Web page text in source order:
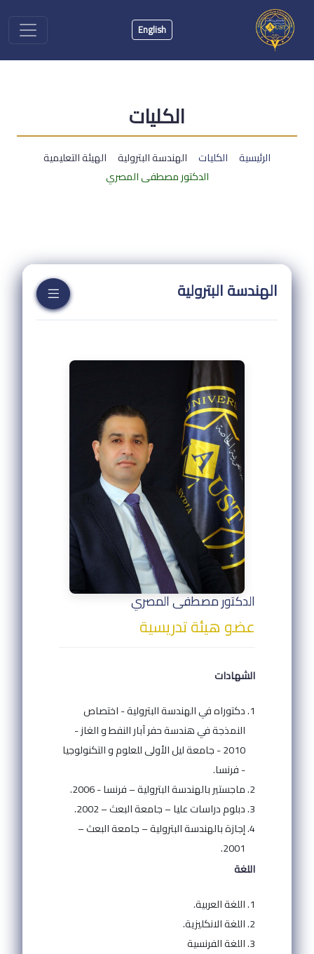
English
الكليات
الرئيسية الكليات الهندسة البترولية
الهيئة التعليمية
الدكتور مصطفى المصري
الهندسة البترولية
الدكتور مصطفى المصري
عضو هيئة تدريسية
الشهادات
دكتوراه في الهندسة البترولية - اختصاص
النمذجة في هندسة حفر آبار النفط و الغاز -
2010 - جامعة ليل الأولى للعلوم و التكنولوجيا
- فرنسا.
ماجستير بالهندسة البترولية – فرنسا - 2006.
دبلوم دراسات عليا – جامعة البعث – 2002.
إجازة بالهندسة البترولية – جامعة البعث –
2001.
اللغة
اللغة العربية.
اللغة الانكليزية.
اللغة الفرنسية